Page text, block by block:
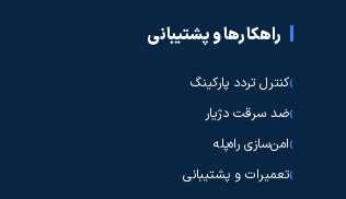
راهکارها و پشتیبانی
کنترل تردد پارکینگ
ضد سرقت دژیار
امن‌سازی راه‌پله
تعمیرات و پشتیبانی